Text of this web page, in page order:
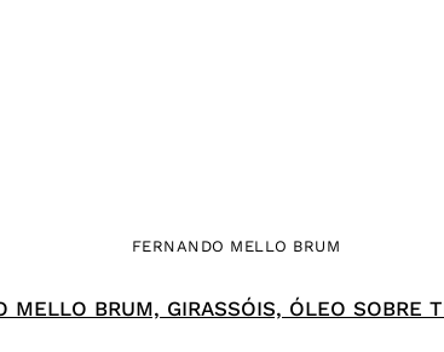
FERNANDO MELLO BRUM
MELLO BRUM, GIRASSÓIS, ÓLEO